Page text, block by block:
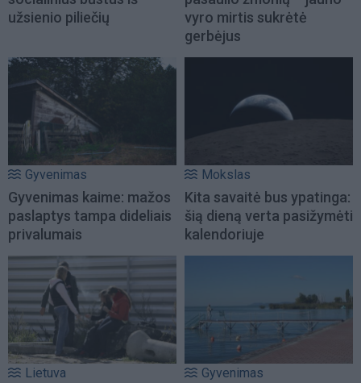
užsienio piliečių
vyro mirtis sukrėtė
gerbėjus
Gyvenimas
Gyvenimas kaime: mažos
paslaptys tampa dideliais
privalumais
Mokslas
Kita savaitė bus ypatinga:
šią dieną verta pasižymėti
kalendoriuje
Lietuva Gyvenimas